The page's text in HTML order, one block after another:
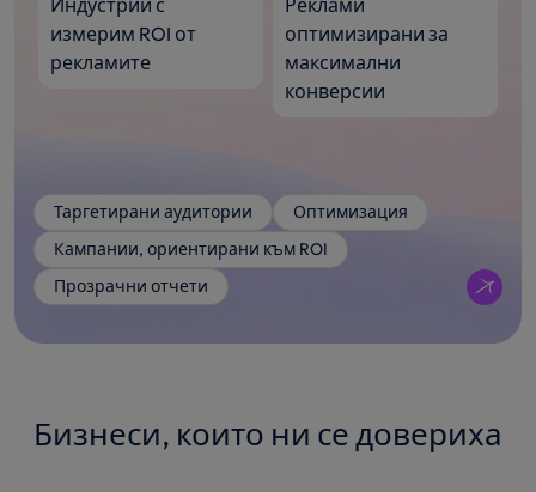
измерим ROI от
рекламите
оптимизирани за
максимални
конверсии
Таргетирани аудитории
Оптимизация
Кампании, ориентирани към ROI
Прозрачни отчети
Бизнеси, които ни се довериха